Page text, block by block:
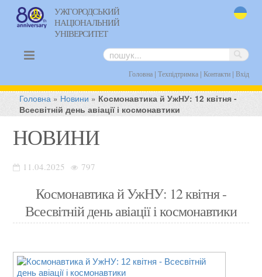
УЖГОРОДСЬКИЙ
НАЦІОНАЛЬНИЙ
УНІВЕРСИТЕТ
Головна| Техпідтримка| Контакти| Вхід
Головна » Новини » Космонавтика й УжНУ: 12 квітня -
Всесвітній день авіації і космонавтики
НОВИНИ
11.04.2025 797
Космонавтика й УжНУ: 12 квітня -
Всесвітній день авіації і космонавтики